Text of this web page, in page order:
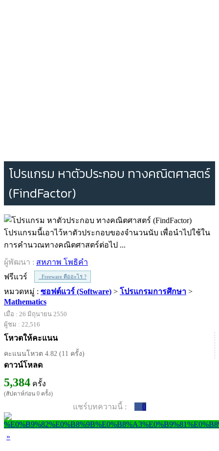
โปรแกรม หาตัวประกอบ ทางคณิตศาสตร์
(FindFactor)
โปรแกรมนี้เอาไว้หาตัวประกอบของจำนวนนับ เพื่อนำไปใช้ใน
การคำนวณทางคณิตศาสตร์ต่อไป ...
ผู้พัฒนา : สหภาพ โพธิคำ
ฟรีแวร์
Freeware คืออะไร ?
หมวดหมู่ : ซอฟต์แวร์ (Software) > โปรแกรมการศึกษา >
Mathematics
เมื่อ : 26 มิถุนายน 2550
ผู้ชม : 22,516
โหวตให้คะแนน
คะแนนโหวต 4.82 (11 ครั้ง)
ดาวน์โหลด
5,384 ครั้ง
(สัปดาห์ก่อน 0 ครั้ง)
แชร์บทความนี้ : 0
»